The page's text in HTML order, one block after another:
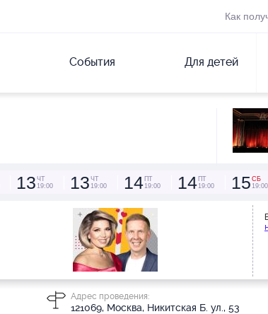
Как
События Для детей
13 ЧТ
19:00
13 ЧТ
19:00
14 ПТ
19:00
14 ПТ
19:00
15 СБ
19:00
Адрес проведения:
121069, Москва, Никитская Б. ул., 53